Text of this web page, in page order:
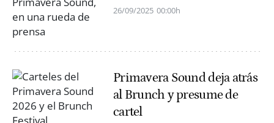
26/09/2025 00:00h
Primavera Sound deja atrás
al Brunch y presume de
cartel